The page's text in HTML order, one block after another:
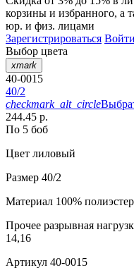
корзины и избранного, а
юр. и физ. лицами
Зарегистрироваться Войти
Выбор цвета
xmark
40-0015
40/2
checkmark_alt_circle
244.45 р.
По 5 боб
Цвет лиловый
Размер 40/2
Материал 100% полиэстер
Прочее разрывная
14,16
Артикул 40-0015